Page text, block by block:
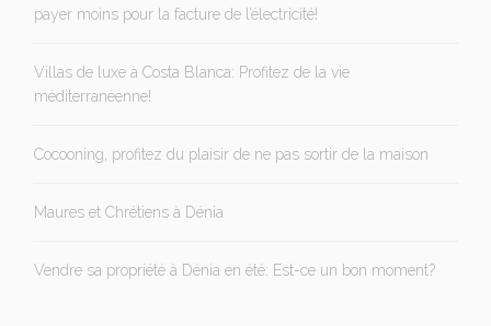
payer moins pour la facture de l’électricité!
Villas de luxe à Costa Blanca: Profitez de la vie
méditerranéenne!
Cocooning, profitez du plaisir de ne pas sortir de la maison
Maures et Chrétiens à Dénia
Vendre sa propriété à Dénia en été: Est-ce un bon moment?